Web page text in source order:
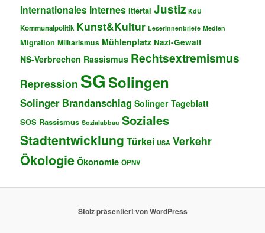
Internationales Internes Ittertal Justiz KdU
Kommunalpolitik Kunst&Kultur LeserInnenbriefe Medien
Migration Militarismus Mühlenplatz Nazi-Gewalt
NS-Verbrechen Rassismus Rechtsextremismus
Repression SGSolingen
Solinger Brandanschlag Solinger Tageblatt
SOS Rassismus Sozialabbau Soziales
Stadtentwicklung Türkei USA Verkehr
ÖkologieÖkonomie ÖPNV
Stolz präsentiert von WordPress